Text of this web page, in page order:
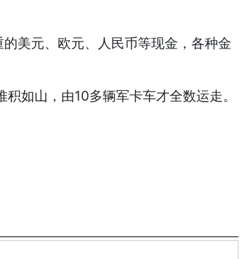
美元、欧元、人民币等现金，各种金
如山，由10多辆军卡车才全数运走。